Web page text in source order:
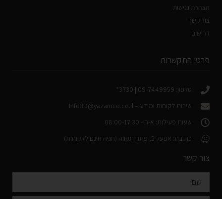
הצהרת נגישות
צור קשר
דרושים
פרטי התקשרות
טלפון: 09-7449959 | 3730*
שירות לקוחות ומידע – Info3D@yazamco.co.il
שעות פעילות: א-ה - 08:00-17:30
כתובת: אפעל 5, פתח תקווה (חניה חינם ללקוחות)
צור קשר